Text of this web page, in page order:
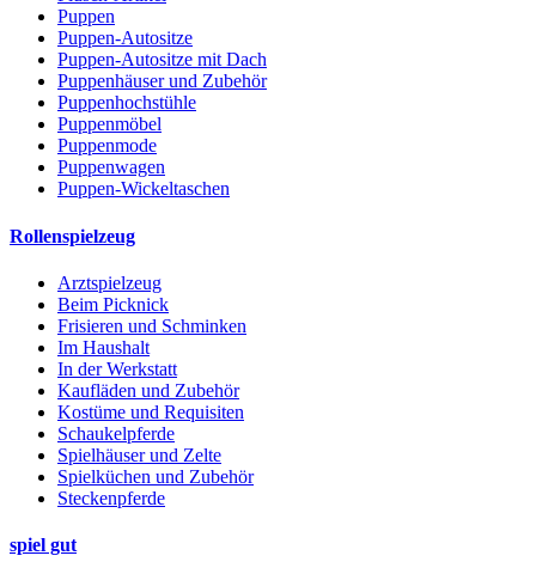
Puppen
Puppen-Autositze
Puppen-Autositze mit Dach
Puppenhäuser und Zubehör
Puppenhochstühle
Puppenmöbel
Puppenmode
Puppenwagen
Puppen-Wickeltaschen
Rollenspielzeug
Arztspielzeug
Beim Picknick
Frisieren und Schminken
Im Haushalt
In der Werkstatt
Kaufläden und Zubehör
Kostüme und Requisiten
Schaukelpferde
Spielhäuser und Zelte
Spielküchen und Zubehör
Steckenpferde
spiel gut